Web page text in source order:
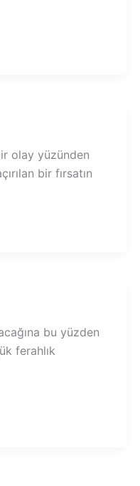
olay yüzünden
bir fırsatın
bu yüzden
ferahlık